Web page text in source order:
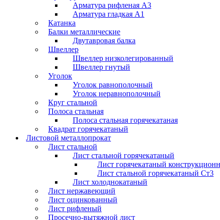
Арматура рифленая А3
Арматура гладкая А1
Катанка
Балки металлические
Двутавровая балка
Швеллер
Швеллер низколегированный
Швеллер гнутый
Уголок
Уголок равнополочный
Уголок неравнополочный
Круг стальной
Полоса стальная
Полоса стальная горячекатаная
Квадрат горячекатаный
Листовой металлопрокат
Лист стальной
Лист стальной горячекатаный
Лист горячекатаный
Лист стальной горячекатаный Ст3
Лист холоднокатаный
Лист нержавеющий
Лист оцинкованный
Лист рифленый
Просечно-вытяжной лист